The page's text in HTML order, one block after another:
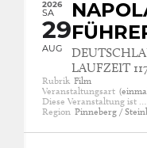
2026
SA
29
AUG
LAUFZEIT
Rubrik Film
Veranstaltungsart
Diese Veranstaltung ist …
Region Pinneberg /